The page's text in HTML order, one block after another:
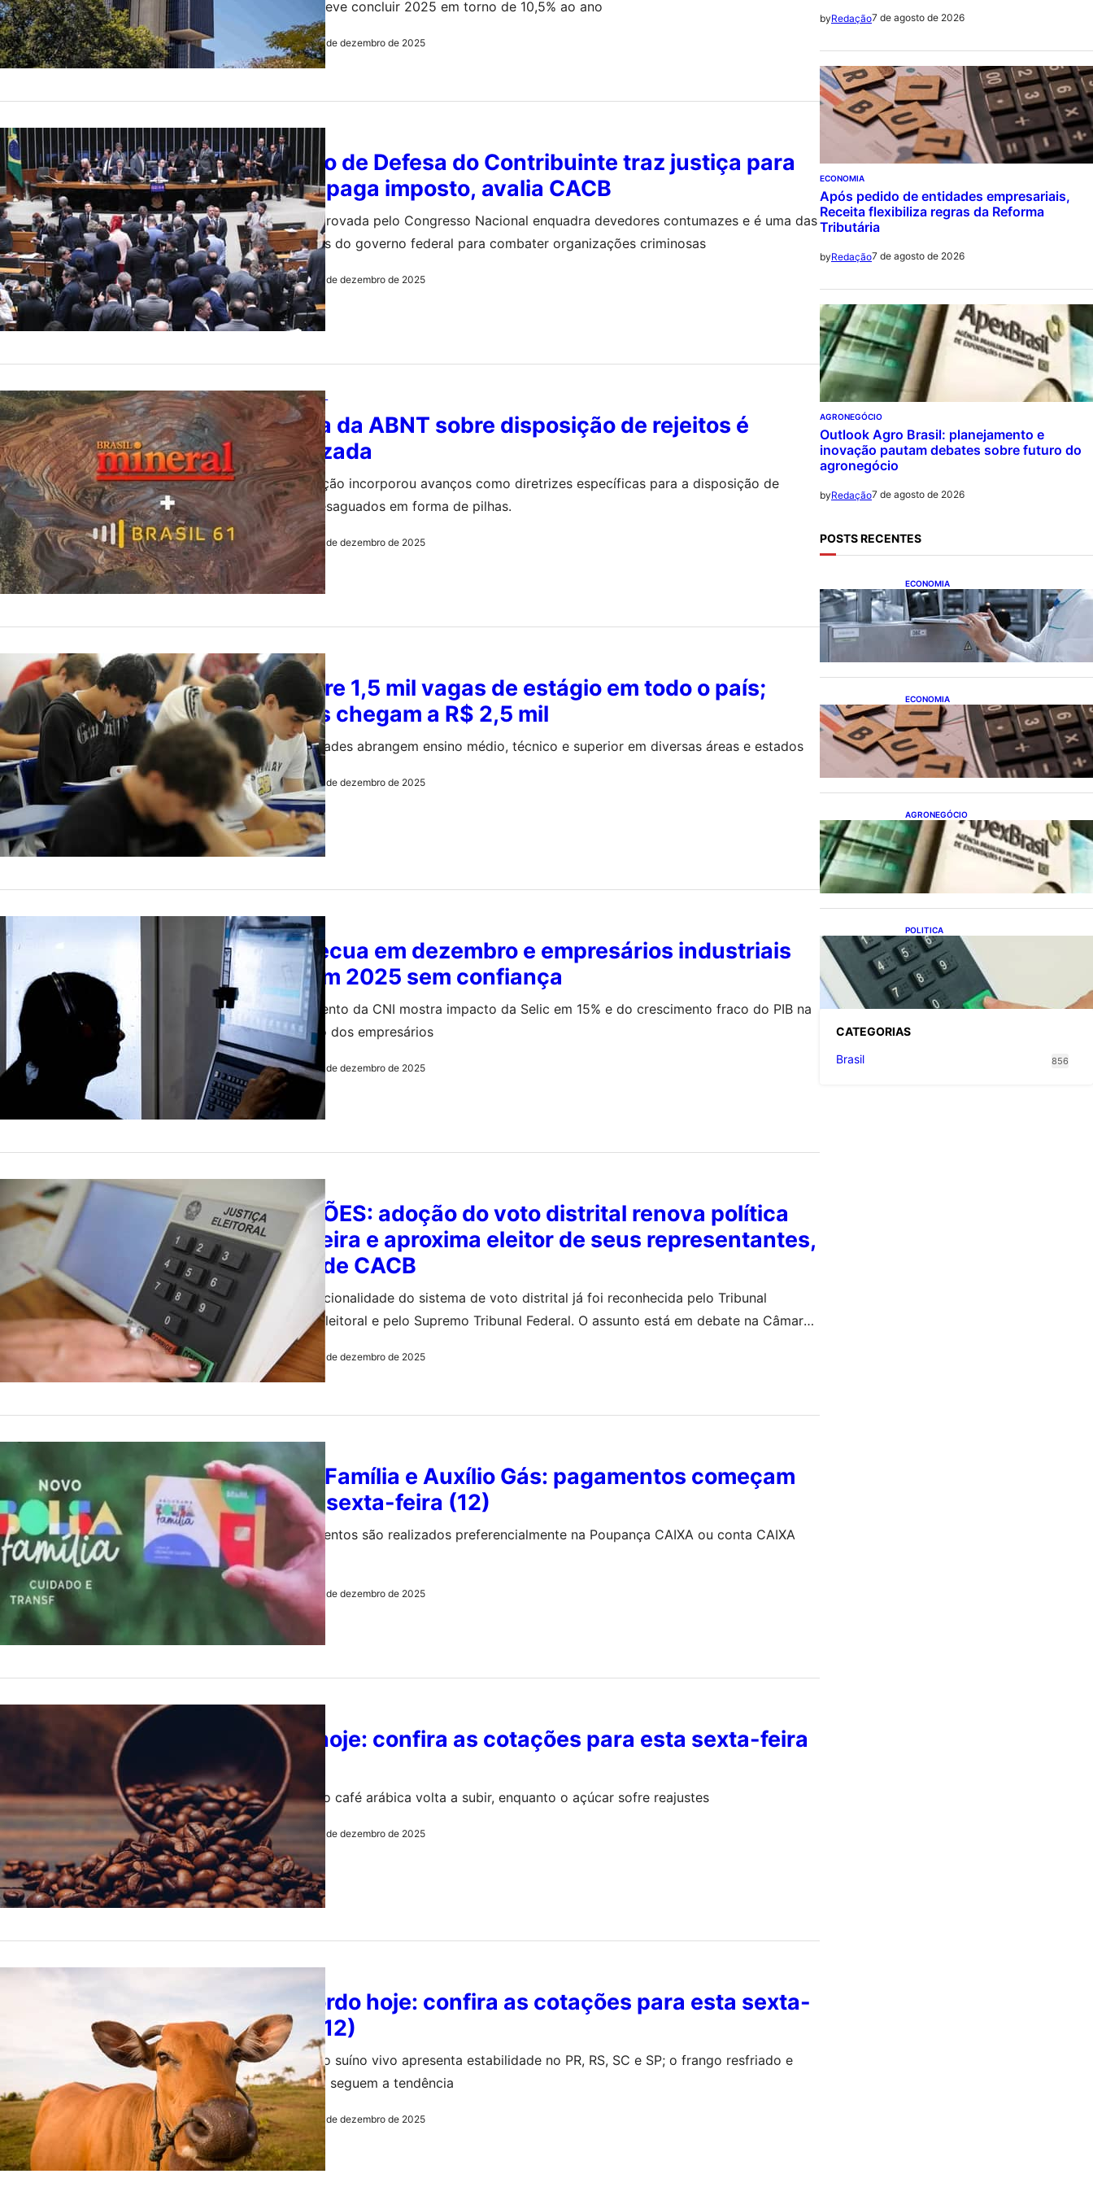
inflação, deve concluir 2025 em torno de 10,5% ao ano
byRedação12 de dezembro de 2025
POLITICA
Código de Defesa do Contribuinte traz justiça para
quem paga imposto, avalia CACB
Medida aprovada pelo Congresso Nacional enquadra devedores contumazes e é uma das
prioridades do governo federal para combater organizações criminosas
byRedação 12 de dezembro de 2025
BRASIL MINERAL
Norma da ABNT sobre disposição de rejeitos é
atualizada
A atualização incorporou avanços como diretrizes específicas para a disposição de
rejeitos desaguados em forma de pilhas.
byRedação12 de dezembro de 2025
EDUCAÇÃO
IEL abre 1,5 mil vagas de estágio em todo o país;
bolsas chegam a R$ 2,5 mil
Oportunidades abrangem ensino médio, técnico e superior em diversas áreas e estados
by Redação12 de dezembro de 2025
ECONOMIA
ICEI recua em dezembro e empresários industriais
fecham 2025 sem confiança
Levantamento da CNI mostra impacto da Selic em 15% e do crescimento fraco do PIB na
percepção dos empresários
byRedação12 de dezembro de 2025
ELEIÇÕES: adoção do voto distrital renova política
brasileira e aproxima eleitor de seus representantes,
defende CACB
A constitucionalidade do sistema de voto distrital já foi reconhecida pelo Tribunal
Superior Eleitoral e pelo Supremo Tribunal Federal. O assunto está em debate na Câmara
dos Deputados, por meio do PL 9212/2017
Redação 12 de dezembro de 2025
Bolsa Família e Auxílio Gás: pagamentos começam
nesta sexta-feira (12)
Os pagamentos são realizados preferencialmente na Poupança CAIXA ou conta CAIXA
Tem
byRedação 12 de dezembro de 2025
AGRONEGÓCIO
Café hoje: confira as cotações para esta sexta-feira
(12)
O preço do café arábica volta a subir, enquanto o açúcar sofre reajustes
byRedação12 de dezembro de 2025
Boi gordo hoje: confira as cotações para esta sexta-
feira (12)
O preço do suíno vivo apresenta estabilidade no PR, RS, SC e SP; o frango resfriado e
congelado seguem a tendência
byRedação 12 de dezembro de 2025
byRedação7 de agosto de 2026
ECONOMIA
Após pedido de entidades empresariais,
Receita flexibiliza regras da Reforma
Tributária
byRedação7 de agosto de 2026
AGRONEGÓCIO
Outlook Agro Brasil: planejamento e
inovação pautam debates sobre futuro do
agronegócio
byRedação7 de agosto de 2026
POSTS RECENTES
ECONOMIA
CNI: indústria investe em
máquinas novas, mas
modernização tecnológica
avança lentamente
ECONOMIA
Após pedido de entidades
empresariais, Receita flexibiliza
regras da Reforma Tributária
AGRONEGÓCIO
Outlook Agro Brasil:
planejamento e inovação
pautam debates sobre futuro
do agronegócio
POLITICA
Viracasacas? Em 2022, 259
municípios votaram mais em
Lula no 1º turno e em Jair no 2º
CATEGORIAS
Brasil
856